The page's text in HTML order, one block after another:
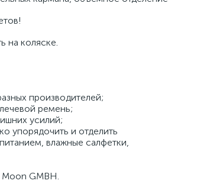
на коляске.
производителей;
ремень;
усилий;
упорядочить и отделить
влажные салфетки,
GMBH.